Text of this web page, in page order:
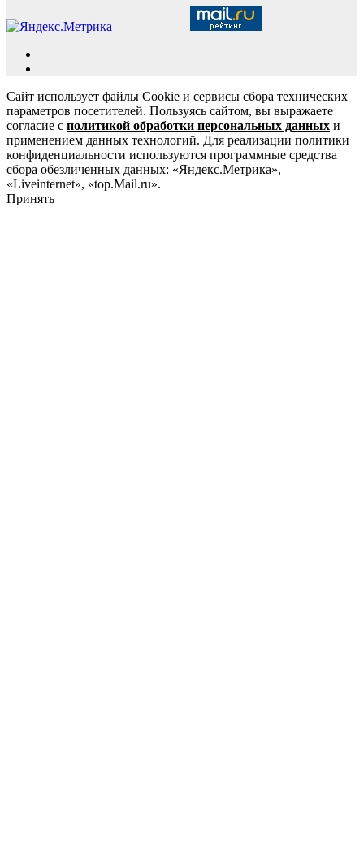
Сайт использует файлы Cookie и сервисы сбора технических
параметров посетителей. Пользуясь сайтом, вы выражаете
согласие с политикой обработки персональных данных и
применением данных технологий. Для реализации политики
конфиденциальности используются программные средства
сбора обезличенных данных: «Яндекс.Метрика»,
«Liveinternet», «top.Mail.ru».
Принять